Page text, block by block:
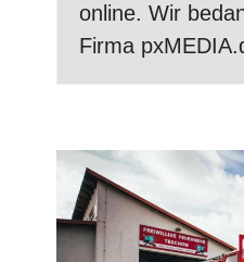
online. Wir
Firma